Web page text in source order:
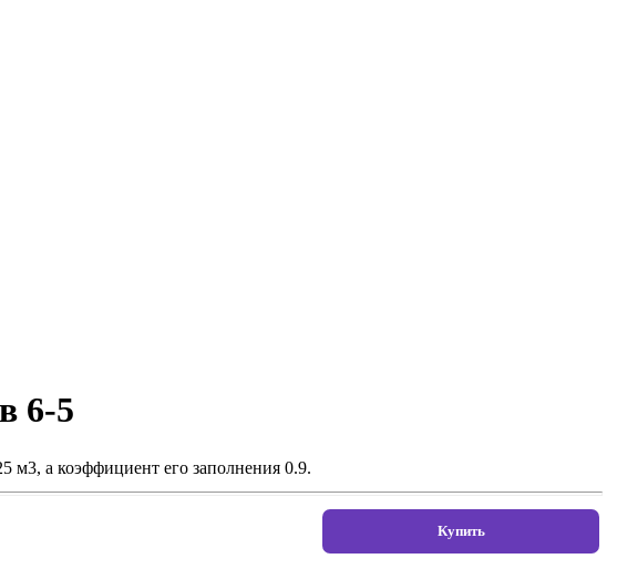
6-5
м3, а коэффициент его заполнения 0.9.